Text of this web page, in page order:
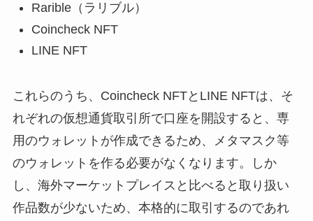
Rarible（ラリブル）
Coincheck NFT
LINE NFT
これらのうち、Coincheck NFTとLINE NFTは、そ
れぞれの仮想通貨取引所で口座を開設すると、専
用のウォレットが作成できるため、メタマスク等
のウォレットを作る必要がなくなります。しか
し、海外マーケットプレイスと比べると取り扱い
作品数が少ないため、本格的に取引するのであれ